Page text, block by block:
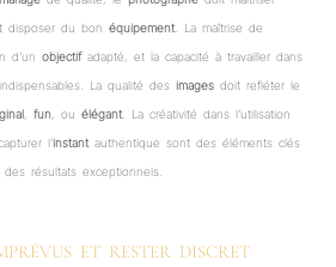
disposer du bon équipement . La maîtrise de
d’un objectifadapté, et la capacité à travailler dans
La qualité des images doit refléter le
fun , ou élégant . La créativité dans l’utilisation
l’instant authentique sont des éléments clés
des résultats exceptionnels.
ET RESTER DISCRET